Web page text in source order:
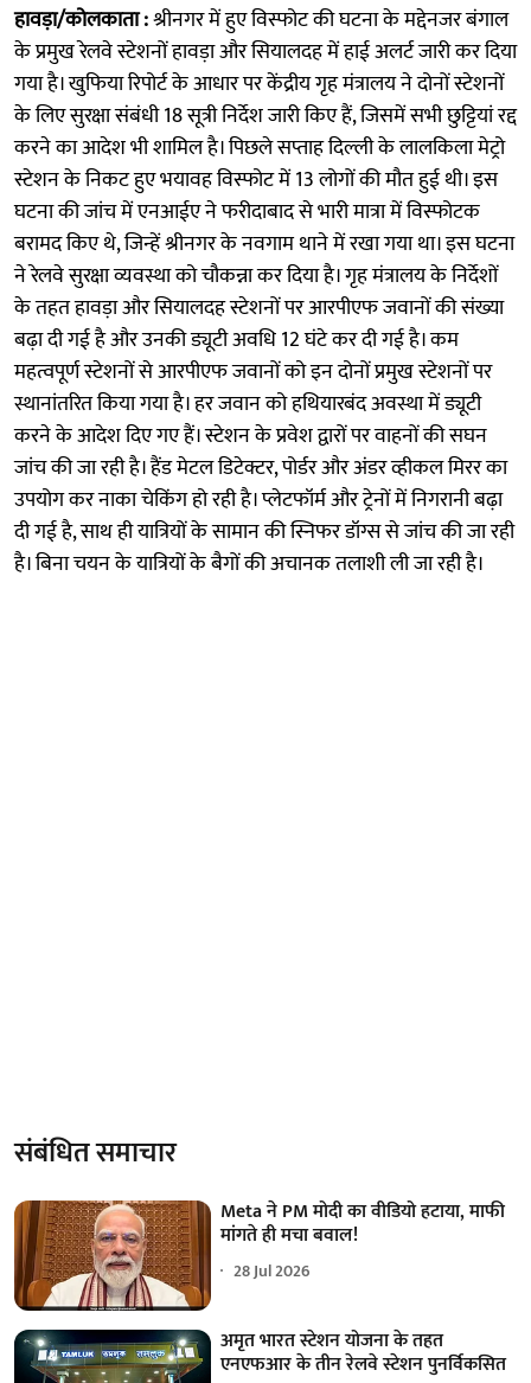
हावड़ा/कोलकाता :श्रीनगर में हुए विस्फोट की घटना के मद्देनजर बंगाल
के प्रमुख रेलवे स्टेशनों हावड़ा और सियालदह में हाई अलर्ट जारी कर दिया
गया है। खुफिया रिपोर्ट के आधार पर केंद्रीय गृह मंत्रालय ने दोनों स्टेशनों
के लिए सुरक्षा संबंधी 18 सूत्री निर्देश जारी किए हैं, जिसमें सभी छुट्टियां रद्द
करने का आदेश भी शामिल है। पिछले सप्ताह दिल्ली के लालकिला मेट्रो
स्टेशन के निकट हुए भयावह विस्फोट में 13 लोगों की मौत हुई थी। इस
घटना की जांच में एनआईए ने फरीदाबाद से भारी मात्रा में विस्फोटक
बरामद किए थे, जिन्हें श्रीनगर के नवगाम थाने में रखा गया था। इस घटना
ने रेलवे सुरक्षा व्यवस्था को चौकन्ना कर दिया है। गृह मंत्रालय के निर्देशों
के तहत हावड़ा और सियालदह स्टेशनों पर आरपीएफ जवानों की संख्या
बढ़ा दी गई है और उनकी ड्यूटी अवधि 12 घंटे कर दी गई है। कम
महत्वपूर्ण स्टेशनों से आरपीएफ जवानों को इन दोनों प्रमुख स्टेशनों पर
स्थानांतरित किया गया है। हर जवान को हथियारबंद अवस्था में ड्यूटी
करने के आदेश दिए गए हैं। स्टेशन के प्रवेश द्वारों पर वाहनों की सघन
जांच की जा रही है। हैंड मेटल डिटेक्टर, पोर्डर और अंडर व्हीकल मिरर का
उपयोग कर नाका चेकिंग हो रही है। प्लेटफॉर्म और ट्रेनों में निगरानी बढ़ा
दी गई है, साथ ही यात्रियों के सामान की स्निफर डॉग्स से जांच की जा रही
है। बिना चयन के यात्रियों के बैगों की अचानक तलाशी ली जा रही है।
संबंधित समाचार
Meta ने PM मोदी का वीडियो हटाया, माफी
मांगते ही मचा बवाल!
28 Jul 2026
अमृत भारत स्टेशन योजना के तहत
एनएफआर के तीन रेलवे स्टेशन पुनर्विकसित